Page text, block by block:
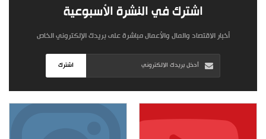
اشترك في النشرة الأسبوعية
أخبار الاقتصاد والمال والأعمال مباشرة على بريدك الإلكتروني الخاص
اشترك